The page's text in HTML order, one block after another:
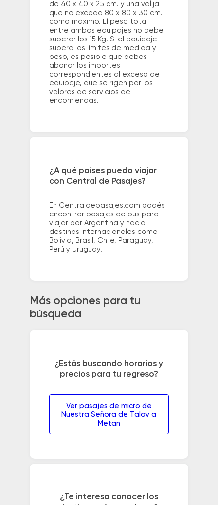
de 40 x 40 x 25 cm. y una valija
que no exceda 80 x 80 x 30 cm.
como máximo. El peso total
entre ambos equipajes no debe
superar los 15 Kg. Si el equipaje
supera los límites de medida y
peso, es posible que debas
abonar los importes
correspondientes al exceso de
equipaje, que se rigen por los
valores de servicios de
encomiendas.
¿A qué países puedo viajar
con Central de Pasajes?
En Centraldepasajes.com podés
encontrar pasajes de bus para
viajar por Argentina y hacia
destinos internacionales como
Bolivia, Brasil, Chile, Paraguay,
Perú y Uruguay.
Más opciones para tu
búsqueda
¿Estás buscando horarios y
precios para tu regreso?
Ver pasajes de micro de
Nuestra Señora de Talav a
Metan
¿Te interesa conocer los